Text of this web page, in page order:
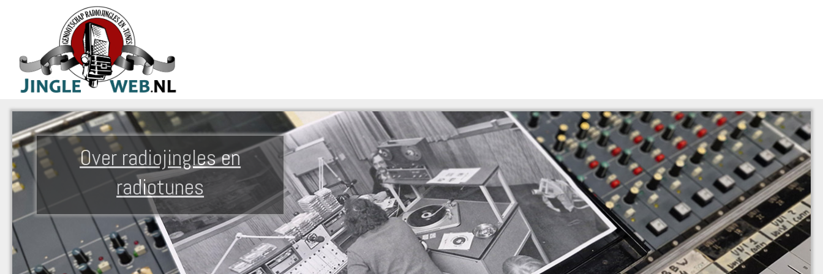
Over radiojingles en
radiotunes